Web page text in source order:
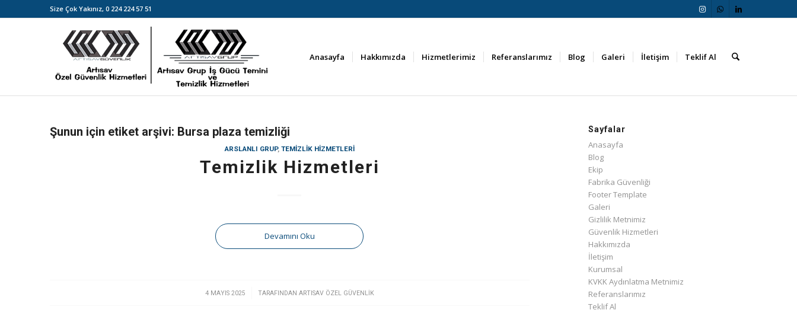
Size Çok Yakınız, 0 224 224 57 51
Anasayfa Hakkımızda Hizmetlerimiz Referanslarımız Blog Galeri İletişim Teklif Al
Şunun için etiket arşivi: Bursa plaza temizliği
ARSLANLI GRUP, TEMIZLIK HIZMETLERI
Temizlik Hizmetleri
Devamını Oku
4 MAYIS 2025
/ TARAFINDAN ARTISAV ÖZEL GÜVENLIK
Sayfalar
Anasayfa
Blog
Ekip
Fabrika Güvenliği
Footer Template
Galeri
Gizlilik Metnimiz
Güvenlik Hizmetleri
Hakkımızda
İletişim
Kurumsal
KVKK Aydınlatma Metnimiz
Referanslarımız
Teklif Al